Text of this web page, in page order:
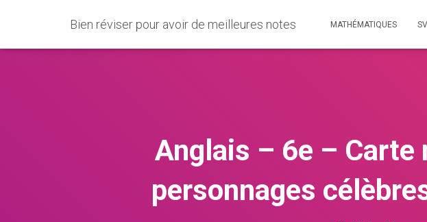
Bien réviser pour avoir de meilleures notes MATHÉMATIQUES
Anglais – 6e – Carte
personnages